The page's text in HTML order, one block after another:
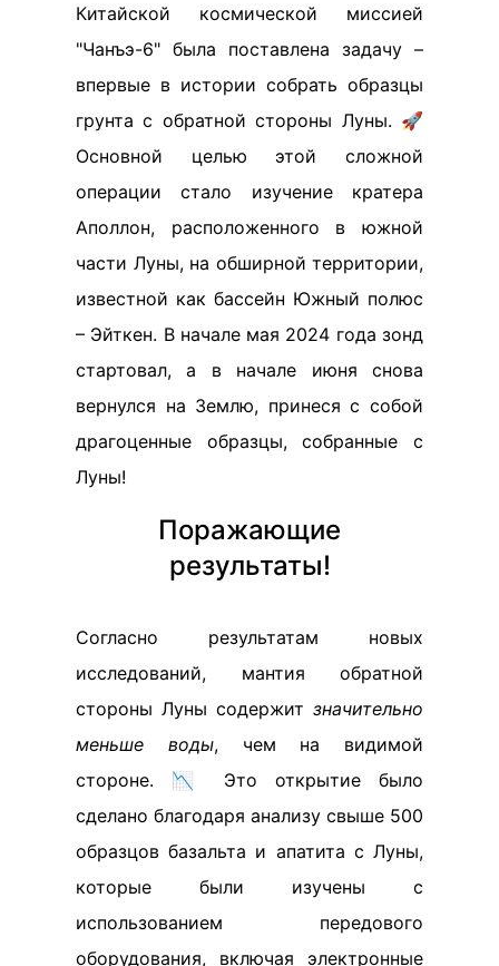
Китайской космической миссией
"Чанъэ-6" была поставлена задачу –
впервые в истории собрать образцы
грунта с обратной стороны Луны. 🚀
Основной целью этой сложной
операции стало изучение кратера
Аполлон, расположенного в южной
части Луны, на обширной территории,
известной как бассейн Южный полюс
– Эйткен. В начале мая 2024 года зонд
стартовал, а в начале июня снова
вернулся на Землю, принеся с собой
драгоценные образцы, собранные с
Луны!
Поражающие
результаты!
Согласно результатам новых
исследований, мантия обратной
стороны Луны содержит значительно
меньше воды, чем на видимой
стороне. 📉 Это открытие было
сделано благодаря анализу свыше 500
образцов базальта и апатита с Луны,
которые были изучены с
использованием передового
оборудования, включая электронные